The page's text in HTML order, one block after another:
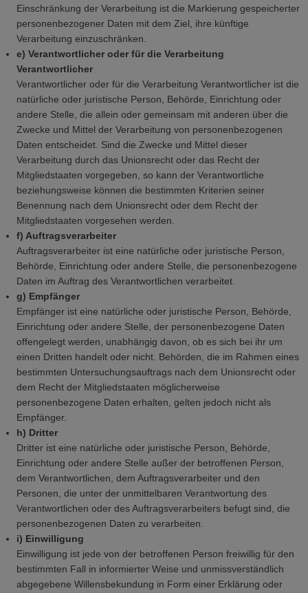
Einschränkung der Verarbeitung ist die Markierung gespeicherter
personenbezogener Daten mit dem Ziel, ihre künftige
Verarbeitung einzuschränken.
e) Verantwortlicher oder für die Verarbeitung
Verantwortlicher
Verantwortlicher oder für die Verarbeitung Verantwortlicher ist die
natürliche oder juristische Person, Behörde, Einrichtung oder
andere Stelle, die allein oder gemeinsam mit anderen über die
Zwecke und Mittel der Verarbeitung von personenbezogenen
Daten entscheidet. Sind die Zwecke und Mittel dieser
Verarbeitung durch das Unionsrecht oder das Recht der
Mitgliedstaaten vorgegeben, so kann der Verantwortliche
beziehungsweise können die bestimmten Kriterien seiner
Benennung nach dem Unionsrecht oder dem Recht der
Mitgliedstaaten vorgesehen werden.
f) Auftragsverarbeiter
Auftragsverarbeiter ist eine natürliche oder juristische Person,
Behörde, Einrichtung oder andere Stelle, die personenbezogene
Daten im Auftrag des Verantwortlichen verarbeitet.
g) Empfänger
Empfänger ist eine natürliche oder juristische Person, Behörde,
Einrichtung oder andere Stelle, der personenbezogene Daten
offengelegt werden, unabhängig davon, ob es sich bei ihr um
einen Dritten handelt oder nicht. Behörden, die im Rahmen eines
bestimmten Untersuchungsauftrags nach dem Unionsrecht oder
dem Recht der Mitgliedstaaten möglicherweise
personenbezogene Daten erhalten, gelten jedoch nicht als
Empfänger.
h) Dritter
Dritter ist eine natürliche oder juristische Person, Behörde,
Einrichtung oder andere Stelle außer der betroffenen Person,
dem Verantwortlichen, dem Auftragsverarbeiter und den
Personen, die unter der unmittelbaren Verantwortung des
Verantwortlichen oder des Auftragsverarbeiters befugt sind, die
personenbezogenen Daten zu verarbeiten.
i) Einwilligung
Einwilligung ist jede von der betroffenen Person freiwillig für den
bestimmten Fall in informierter Weise und unmissverständlich
abgegebene Willensbekundung in Form einer Erklärung oder